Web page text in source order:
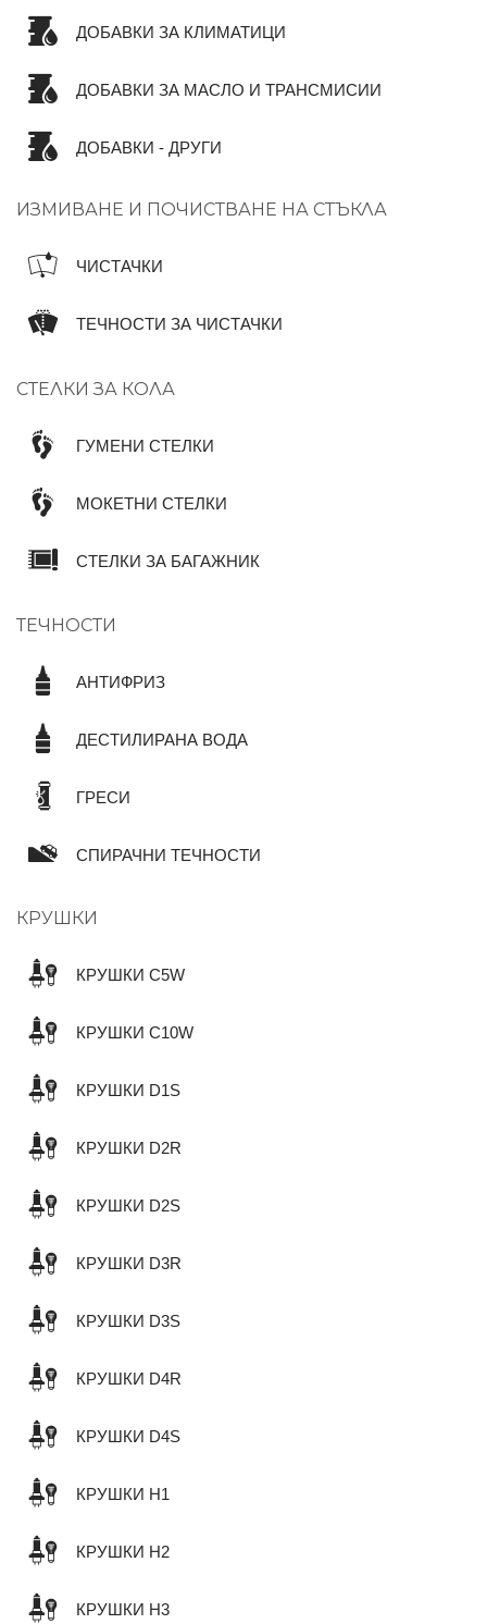
ДОБАВКИ ЗА КЛИМАТИЦИ
ДОБАВКИ ЗА МАСЛО И ТРАНСМИСИИ
ДОБАВКИ - ДРУГИ
ИЗМИВАНЕ И ПОЧИСТВАНЕ НА СТЪКЛА
ЧИСТАЧКИ
ТЕЧНОСТИ ЗА ЧИСТАЧКИ
СТЕЛКИ ЗА КОЛА
ГУМЕНИ СТЕЛКИ
МОКЕТНИ СТЕЛКИ
СТЕЛКИ ЗА БАГАЖНИК
ТЕЧНОСТИ
АНТИФРИЗ
ДЕСТИЛИРАНА ВОДА
ГРЕСИ
СПИРАЧНИ ТЕЧНОСТИ
КРУШКИ
КРУШКИ C5W
КРУШКИ C10W
КРУШКИ D1S
КРУШКИ D2R
КРУШКИ D2S
КРУШКИ D3R
КРУШКИ D3S
КРУШКИ D4R
КРУШКИ D4S
КРУШКИ H1
КРУШКИ H2
КРУШКИ H3